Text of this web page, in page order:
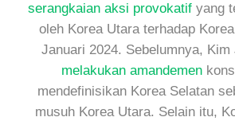
serangkaian aksi provokatifyang
oleh Korea Utara terhadap
Januari 2024. Sebelumnya, Kim
melakukan amandemen
mendefinisikan Korea Selatan
musuh Korea Utara. Selain itu,